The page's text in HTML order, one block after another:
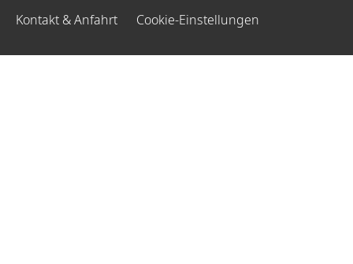
Kontakt & Anfahrt
Cookie-Einstellungen